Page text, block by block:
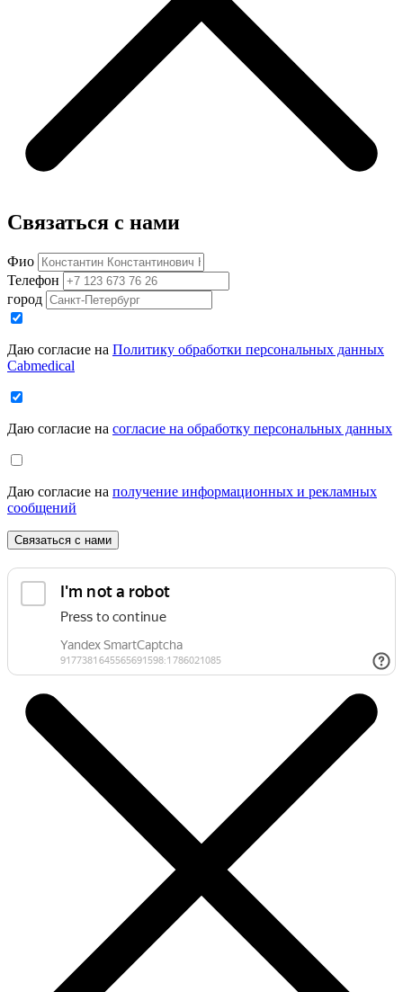
Связаться с нами
Фио
Телефон
город
Даю согласие на Политику обработки персональных данных
Cabmedical
Даю согласие на согласие на обработку персональных данных
Даю согласие на получение информационных и рекламных
сообщений
Связаться с нами